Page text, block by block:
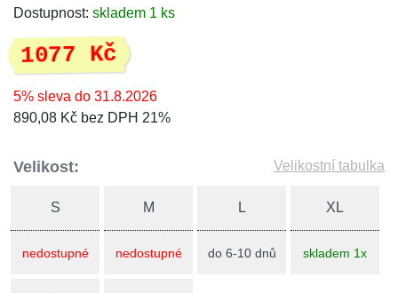
Dostupnost: skladem 1 ks
1077 Kč
5% sleva do 31.8.2026
890,08 Kč bez DPH 21%
Velikost: Velikostní tabulka
S
nedostupné
M
nedostupné
L
do 6-10 dnů
XL
skladem 1x